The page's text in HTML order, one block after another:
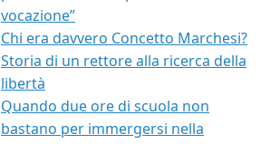
vocazione”
Chi era davvero Concetto Marchesi?
Storia di un rettore alla ricerca della
libertà
Quando due ore di scuola non
bastano per immergersi nella